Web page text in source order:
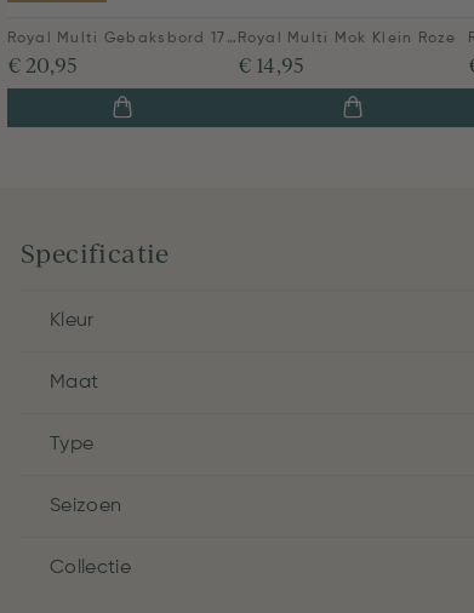
Royal Multi Gebaksbord 17 Cm
€ 20,95
Royal Multi Mok Klein Roze
€ 14,95
Specificatie
Kleur
Maat
Type
Seizoen
Collectie